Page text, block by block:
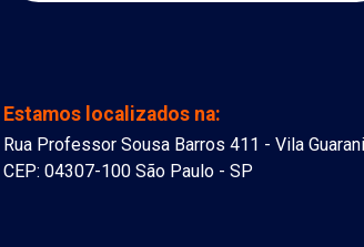
Estamos localizados na:
Rua Professor Sousa Barros 411 - Vila
CEP: 04307-100 São Paulo - SP